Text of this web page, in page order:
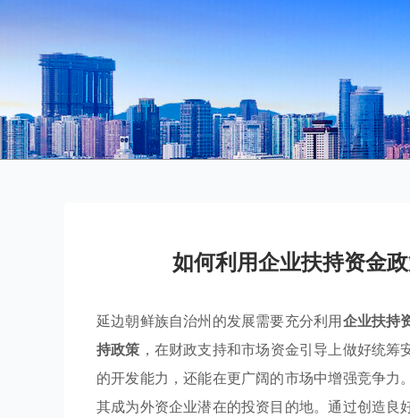
如何利用企业扶持资金
延边朝鲜族自治州的发展需要充分利用企业扶持
持政策 ，在财政支持和市场资金引导上做好统
的开发能力，还能在更广阔的市场中增强竞争
其成为外资企业潜在的投资目的地。通过创造